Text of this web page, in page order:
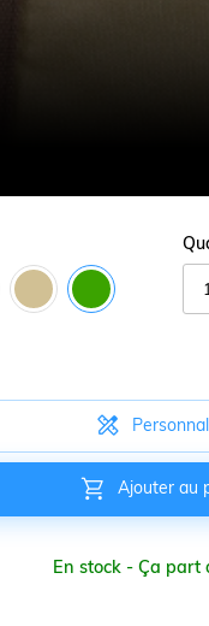

 Ajouter au
En stock - Ça part